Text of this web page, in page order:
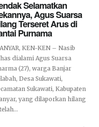
Selamatkan
Agus Suarsa
Terseret Arus di
Purnama
KEN-KEN – Nasib
dialami Agus Suarsa
(27), warga Banjar
Desa Sukawati,
Sukawati, Kabupaten
yang dilaporkan hilang